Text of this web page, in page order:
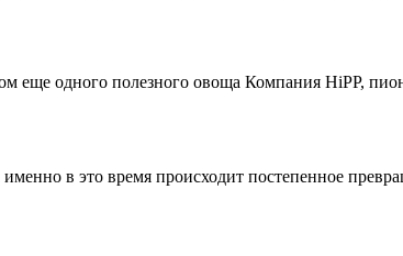
еще одного полезного овоща Компания HiPP,
в это время происходит постепенное